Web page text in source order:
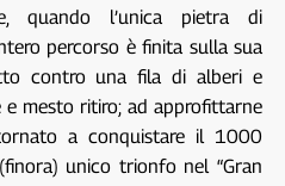
quando l’unica pietra di
percorso è finita sulla sua
contro una fila di alberi e
mesto ritiro; ad approfittarne
a conquistare il 1000
unico trionfo nel “Gran